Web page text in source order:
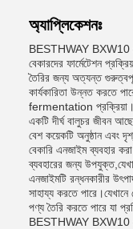
অ্যাপ্লিকেশনঃ
BESTHWAY BXW10
বেকারদের ফার্মেটেশন
তৈরির জন্য অত্যন্ত
কার্যকারিতা উন্নত করতে
fermentation প্রক্রিয়া।
একটি দীর্ঘ বালুচর জীবন
বেশ কয়েকটি অনুষ্ঠান এবং
বেকারি এনজাইম ব্যবহার
ব্যবহারের জন্য
এনজাইমটি রন্ধনকারীর
সাহায্য করতে
পণ্য তৈরি করতে পারে যা
BESTHWAY BXW10